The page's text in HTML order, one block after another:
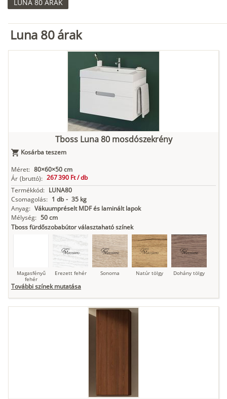
LUNA 80 ÁRAK
Luna 80 árak
Tboss Luna 80 mosdószekrény
Kosárba teszem
Méret: 80×60×50 cm
Ár (bruttó): 267 390 Ft /db
Termékkód: LUNA80
Csomagolás: 1 db - 35 kg
Anyag: Vákuumpréselt MDF és laminált lapok
Mélység: 50 cm
Tboss fürdőszobabútor választaható színek
Magasfényű
fehér
Erezett fehér Sonoma Natúr tölgy Dohány tölgy
Loft beton
További színek mutatása